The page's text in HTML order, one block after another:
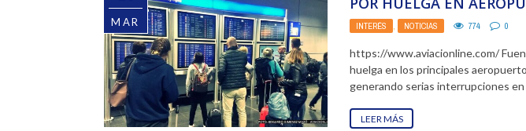
MAR INTERÉS NOTICIAS 774 0
https://www.aviacionline.com/
huelga en los principales
generando serias interrupciones
LEER MÁS